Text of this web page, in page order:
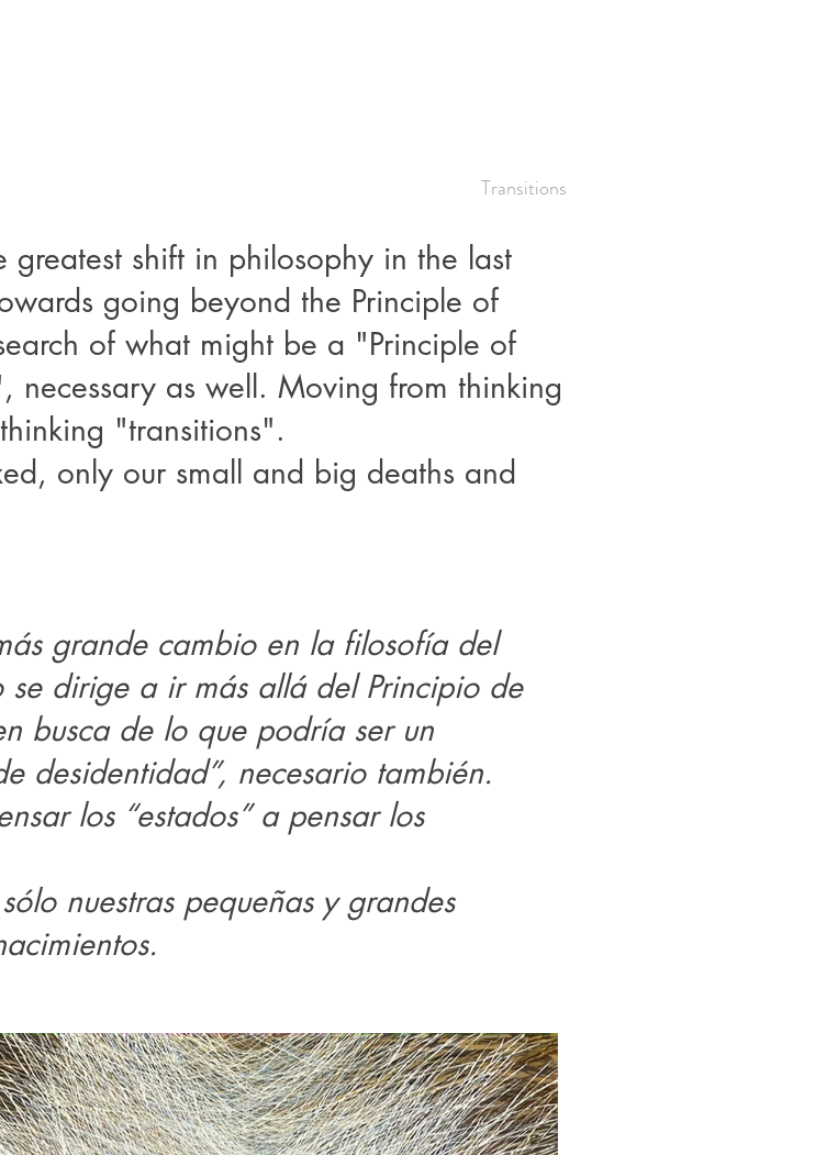
Transitions
greatest shift in philosophy in the last
going beyond the Principle of
of what might be a "Principle of
necessary as well. Moving from thinking
"transitions".
only our small and big deaths and
grande cambio en la filosofía del
se dirige a ir más allá del Principio de
busca de lo que podría ser un
desidentidad”, necesario también.
los “estados” a pensar los
nuestras pequeñas y grandes